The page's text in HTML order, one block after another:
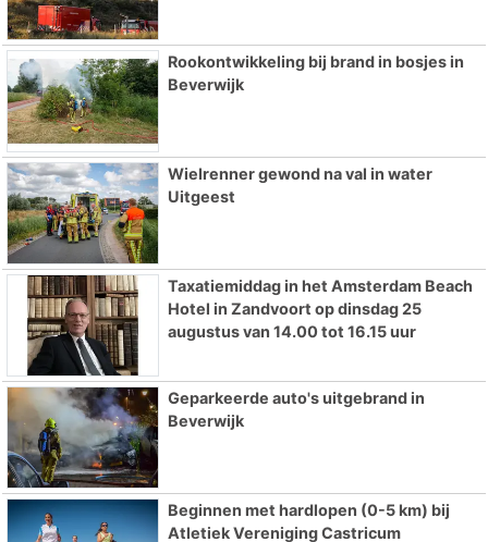
Rookontwikkeling bij brand in bosjes in
Beverwijk
Wielrenner gewond na val in water
Uitgeest
Taxatiemiddag in het Amsterdam Beach
Hotel in Zandvoort op dinsdag 25
augustus van 14.00 tot 16.15 uur
Geparkeerde auto's uitgebrand in
Beverwijk
Beginnen met hardlopen (0-5 km) bij
Atletiek Vereniging Castricum